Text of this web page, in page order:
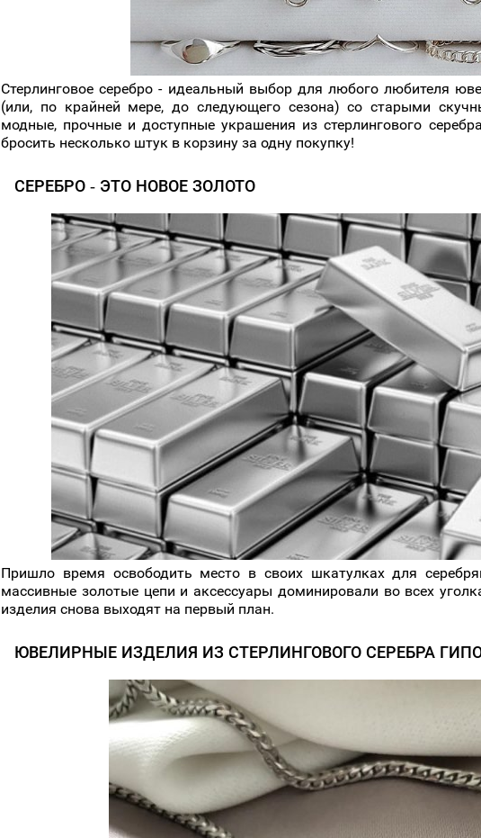
Стерлинговое серебро - идеальный выбор для любого любителя
(или, по крайней мере, до следующего сезона) со старыми
модные, прочные и доступные украшения из стерлингового
бросить несколько штук в корзину за одну покупку!
СЕРЕБРО - ЭТО НОВОЕ ЗОЛОТО
Пришло время освободить место в своих шкатулках для
массивные золотые цепи и аксессуары доминировали во всех
изделия снова выходят на первый план.
ЮВЕЛИРНЫЕ ИЗДЕЛИЯ ИЗ СТЕРЛИНГОВОГО СЕРЕБРА